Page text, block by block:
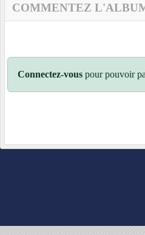
COMMENTEZ
Connectez-vous pour pouvoir